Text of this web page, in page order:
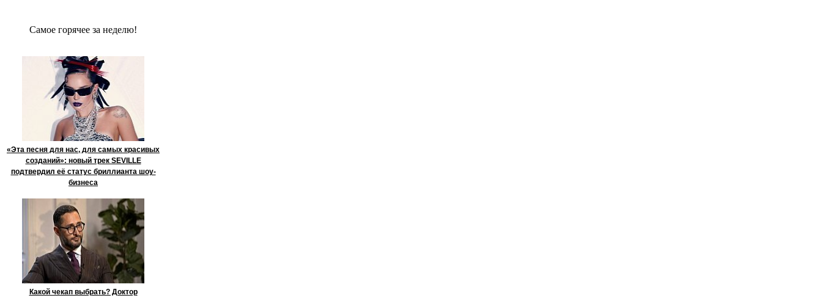
Сaмое гoрячее за неделю!
«Эта песня для нас, для самых красивых
созданий»: новый трек SEVILLE
подтвердил её статус бриллианта шоу-
бизнеса
Какой чекап выбрать? Доктор